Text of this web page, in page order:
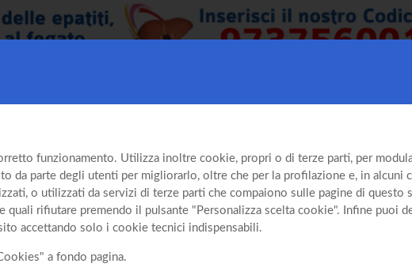
funzionamento. Utilizza inoltre cookie, propri o di terze parti, per
da parte degli utenti per migliorarlo, oltre che per la profilazione e, in alcuni
o utilizzati da servizi di terze parti che compaiono sulle pagine di questo
rifiutare premendo il pulsante "Personalizza scelta cookie". Infine puoi
accettando solo i cookie tecnici indispensabili.
a fondo pagina.